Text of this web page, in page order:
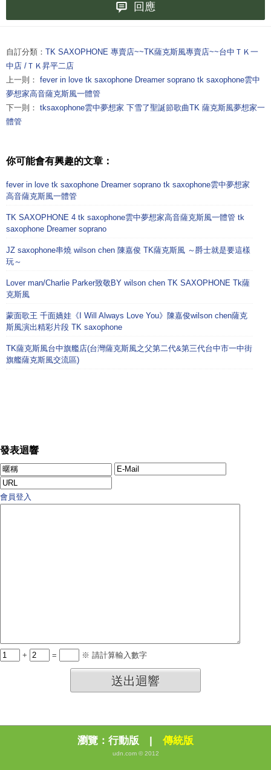
回應
自訂分類： TK SAXOPHONE 專賣店~~TK薩克斯風專賣店~~台中ＴＫ一
中店 /ＴＫ昇平二店
上一則： fever in love tk saxophone Dreamer soprano tk saxophone雲中
夢想家高音薩克斯風一體管
下一則： tksaxophone雲中夢想家 下雪了聖誕節歌曲TK 薩克斯風夢想家一
體管
你可能會有興趣的文章：
fever in love tk saxophone Dreamer soprano tk saxophone雲中夢想家
高音薩克斯風一體管
TK SAXOPHONE 4 tk saxophone雲中夢想家高音薩克斯風一體管 tk
saxophone Dreamer soprano
JZ saxophone串燒 wilson chen 陳嘉俊 TK薩克斯風 ～爵士就是要這樣
玩～
Lover man/Charlie Parker致敬BY wilson chen TK SAXOPHONE Tk薩
克斯風
蒙面歌王 千面嬌娃《I Will Always Love You》陳嘉俊wilson chen薩克
斯風演出精彩片段 TK saxophone
TK薩克斯風台中旗艦店(台灣薩克斯風之父第二代&第三代台中市一中街
旗艦薩克斯風交流區)
發表迴響
會員登入
+ = ※ 請計算輸入數字
送出迴響
瀏覽： 行動版 | 傳統版
udn.com © 2012